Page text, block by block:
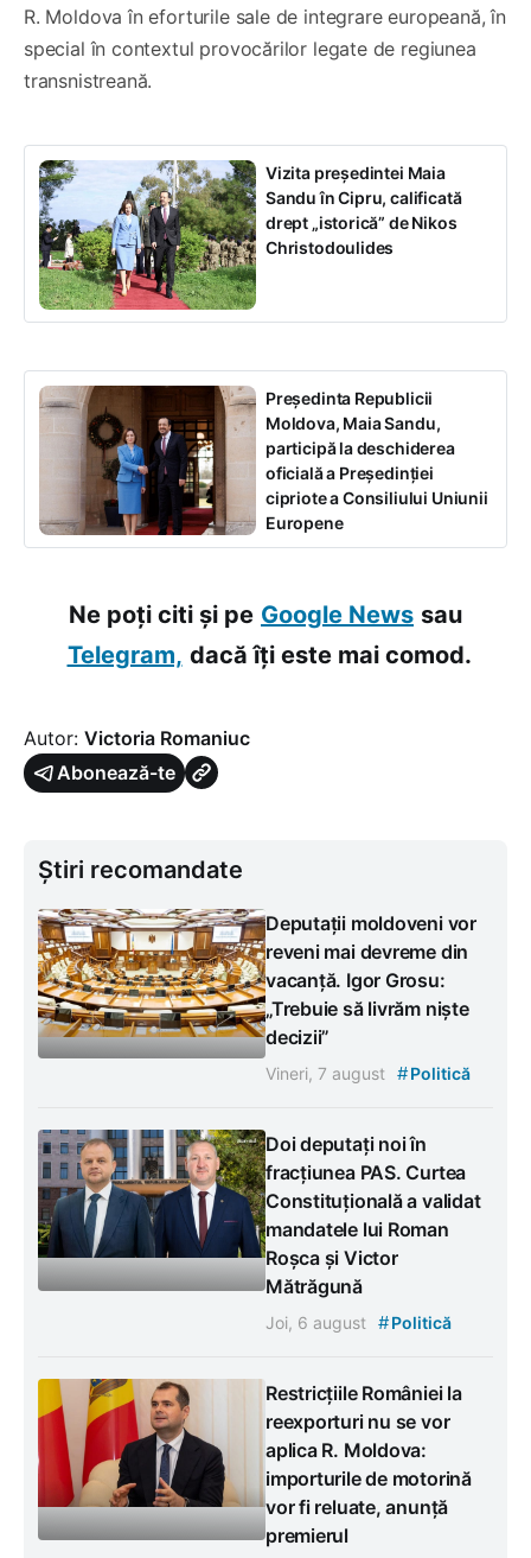
R. Moldova în eforturile sale de integrare europeană, în
special în contextul provocărilor legate de regiunea
transnistreană.
Vizita președintei Maia
Sandu în Cipru, calificată
drept „istorică” de Nikos
Christodoulides
Președinta Republicii
Moldova, Maia Sandu,
participă la deschiderea
oficială a Președinției
cipriote a Consiliului Uniunii
Europene
Ne poți citi și pe Google News sau
Telegram, dacă îți este mai comod.
Autor: Victoria Romaniuc
Abonează-te
Știri recomandate
Deputații moldoveni vor
reveni mai devreme din
vacanță. Igor Grosu:
„Trebuie să livrăm niște
decizii”
Vineri, 7 august #Politică
Doi deputați noi în
fracțiunea PAS. Curtea
Constituțională a validat
mandatele lui Roman
Roșca și Victor
Mătrăgună
Joi, 6 august #Politică
Restricțiile României la
reexporturi nu se vor
aplica R. Moldova:
importurile de motorină
vor fi reluate, anunță
premierul